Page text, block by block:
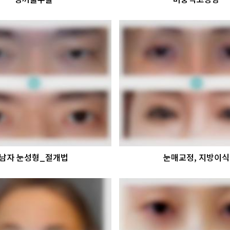
자 눈성형_절개법 눈매교정, 지방이식